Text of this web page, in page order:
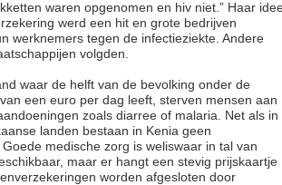
waren opgenomen en hiv niet.” Haar
werd een hit en grote bedrijven
werknemers tegen de infectieziekte. Andere
volgden.
waar de helft van de bevolking onder de
een euro per dag leeft, sterven mensen aan
zoals diarree of malaria. Net als in
landen bestaan in Kenia geen
medische zorg is weliswaar in tal van
maar er hangt een stevig prijskaartje
worden afgesloten door